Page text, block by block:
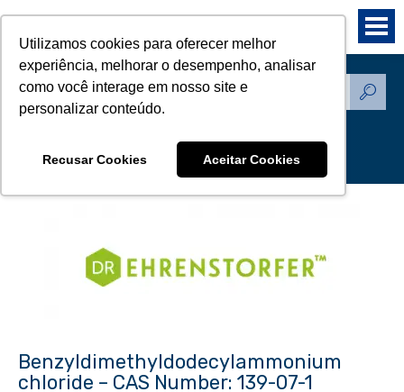
Utilizamos cookies para oferecer melhor
experiência, melhorar o desempenho, analisar
como você interage em nosso site e
personalizar conteúdo.
Recusar Cookies Aceitar Cookies
Produtos - Padrões de
Benzyldimethyldodecylammonium
chloride – CAS Number: 139-07-1